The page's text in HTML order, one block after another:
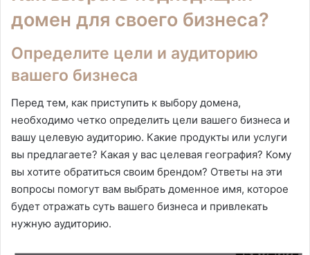
домен для своего бизнеса?
Определите цели и аудиторию
вашего бизнеса
Перед тем, как приступить к выбору домена,
необходимо четко определить цели вашего бизнеса и
вашу целевую аудиторию. Какие продукты или услуги
вы предлагаете? Какая у вас целевая география? Кому
вы хотите обратиться своим брендом? Ответы на эти
вопросы помогут вам выбрать доменное имя, которое
будет отражать суть вашего бизнеса и привлекать
нужную аудиторию.